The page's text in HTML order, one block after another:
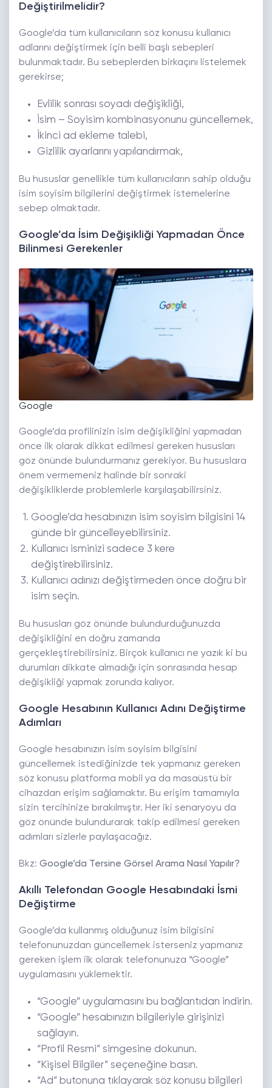
Değiştirilmelidir?
Google’da tüm kullanıcıların söz konusu kullanıcı
adlarını değiştirmek için belli başlı sebepleri
bulunmaktadır. Bu sebeplerden birkaçını listelemek
gerekirse;
Evlilik sonrası soyadı değişikliği,
İsim – Soyisim kombinasyonunu güncellemek,
İkinci ad ekleme talebi,
Gizlilik ayarlarını yapılandırmak,
Bu hususlar genellikle tüm kullanıcıların sahip olduğu
isim soyisim bilgilerini değiştirmek istemelerine
sebep olmaktadır.
Google’da İsim Değişikliği Yapmadan Önce
Bilinmesi Gerekenler
Google
Google’da profilinizin isim değişikliğini yapmadan
önce ilk olarak dikkat edilmesi gereken hususları
göz önünde bulundurmanız gerekiyor. Bu hususlara
önem vermemeniz halinde bir sonraki
değişikliklerde problemlerle karşılaşabilirsiniz.
Google’da hesabınızın isim soyisim bilgisini 14
günde bir güncelleyebilirsiniz.
Kullanıcı isminizi sadece 3 kere
değiştirebilirsiniz.
Kullanıcı adınızı değiştirmeden önce doğru bir
isim seçin.
Bu hususları göz önünde bulundurduğunuzda
değişikliğini en doğru zamanda
gerçekleştirebilirsiniz. Birçok kullanıcı ne yazık ki bu
durumları dikkate almadığı için sonrasında hesap
değişikliği yapmak zorunda kalıyor.
Google Hesabının Kullanıcı Adını Değiştirme
Adımları
Google hesabınızın isim soyisim bilgisini
güncellemek istediğinizde tek yapmanız gereken
söz konusu platforma mobil ya da masaüstü bir
cihazdan erişim sağlamaktır. Bu erişim tamamıyla
sizin tercihinize bırakılmıştır. Her iki senaryoyu da
göz önünde bulundurarak takip edilmesi gereken
adımları sizlerle paylaşacağız.
Bkz: Google’da Tersine Görsel Arama Nasıl Yapılır?
Akıllı Telefondan Google Hesabındaki İsmi
Değiştirme
Google’da kullanmış olduğunuz isim bilgisini
telefonunuzdan güncellemek isterseniz yapmanız
gereken işlem ilk olarak telefonunuza “Google”
uygulamasını yüklemektir.
“Google” uygulamasını bu bağlantıdan indirin.
“Google” hesabınızın bilgileriyle girişinizi
sağlayın.
“Profil Resmi” simgesine dokunun.
“Kişisel Bilgiler” seçeneğine basın.
“Ad” butonuna tıklayarak söz konusu bilgileri